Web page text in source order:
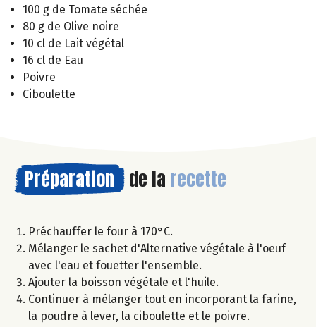
100 g de Tomate séchée
80 g de Olive noire
10 cl de Lait végétal
16 cl de Eau
Poivre
Ciboulette
Préparation de la recette
Préchauffer le four à 170°C.
Mélanger le sachet d'Alternative végétale à l'oeuf
avec l'eau et fouetter l'ensemble.
Ajouter la boisson végétale et l'huile.
Continuer à mélanger tout en incorporant la farine,
la poudre à lever, la ciboulette et le poivre.